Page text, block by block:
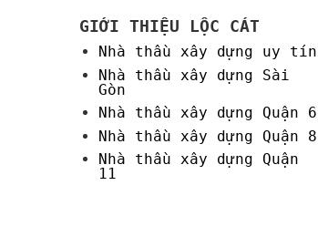
GIỚI THIỆU LỘC CÁT
Nhà thầu xây dựng uy tín
Nhà thầu xây dựng Sài
Gòn
Nhà thầu xây dựng Quận 6
Nhà thầu xây dựng Quận 8
Nhà thầu xây dựng Quận
11